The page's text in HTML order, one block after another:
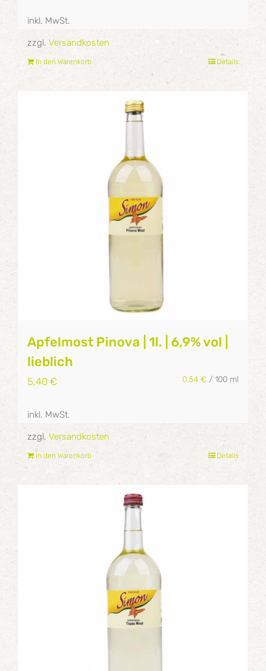
inkl. MwSt.
zzgl. Versandkosten
In den Warenkorb Details
Apfelmost Pinova | 1l. | 6,9% vol |
lieblich
5,40 € 0,54 € / 100 ml
inkl. MwSt.
zzgl. Versandkosten
In den Warenkorb Details